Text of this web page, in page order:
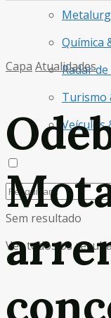
Química
Radar
Turismo
Veículos
Sem resultado
Ver todos os
Capa Atualidades